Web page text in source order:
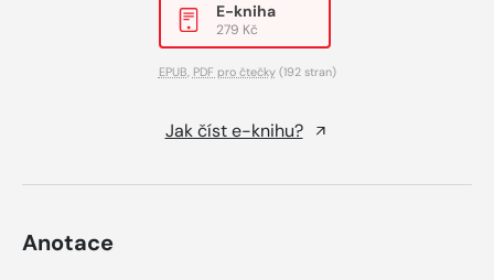
E-kniha
279 Kč
EPUB, PDF pro čtečky(192 stran)
Jak číst e-knihu?
Anotace